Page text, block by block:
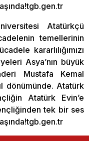
Atatürkçü
temellerinin
kararlılığımızı
Asya’nın büyük
Mustafa Kemal
dönümünde. Atatürk
Atatürk Evin’e
tek bir ses